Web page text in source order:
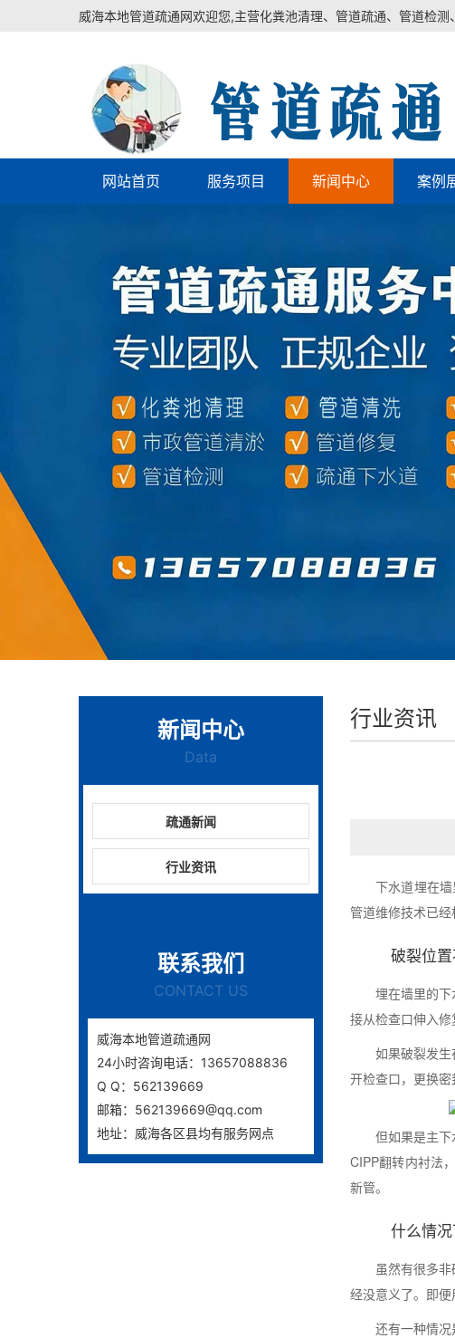
威海本地管道疏通网欢迎您,主营化粪池清理、管道疏通、管道检测
网站首页 服务项目 新闻中心 案例
新闻中心
Data
疏通新闻
行业资讯
联系我们
CONTACT US
威海本地管道疏通网
24小时咨询电话：13657088836
Q Q：562139669
邮箱：562139669@qq.com
地址：威海各区县均有服务网点
行业资讯
下水道埋在
管道维修技术已
破裂位
埋在墙里的
接从检查口伸入
如果破裂发
开检查口，更换
但如果是主
CIPP翻转内衬法
新管。
什么情
虽然有很多
经没意义了。即便
还有一种情